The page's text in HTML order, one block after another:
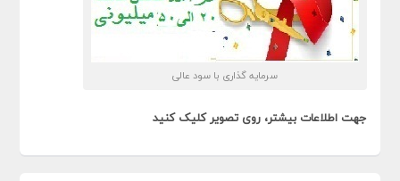
سرمایه گذاری با سود عالی
جهت اطلاعات بیشتر، روی تصویر کلیک کنید